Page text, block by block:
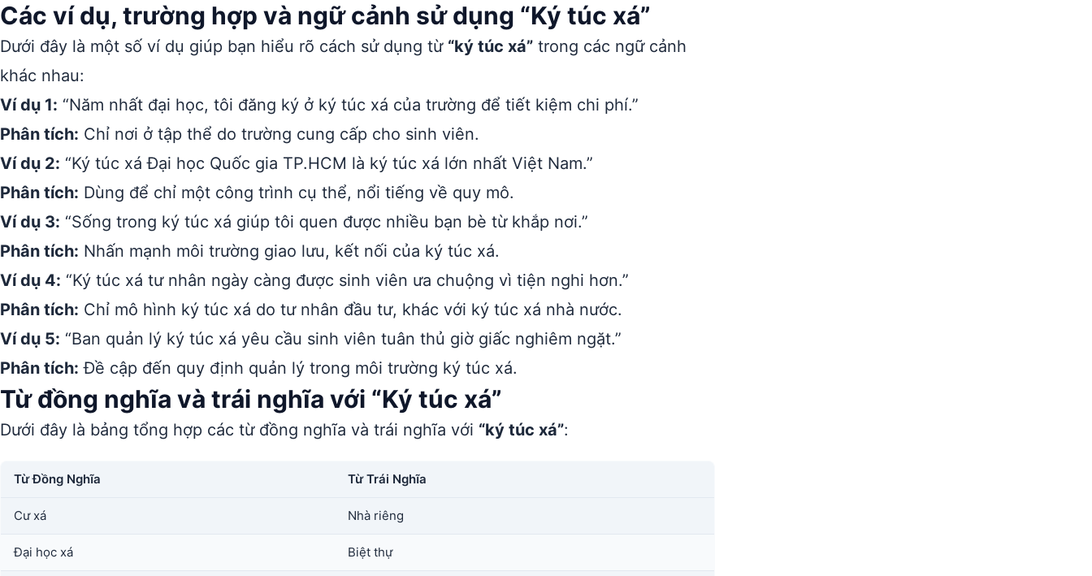
Các ví dụ, trường hợp và ngữ cảnh sử dụng “Ký túc xá”
Dưới đây là một số ví dụ giúp bạn hiểu rõ cách sử dụng từ “ký túc xá” trong các ngữ cảnh
khác nhau:
Ví dụ 1: “Năm nhất đại học, tôi đăng ký ở ký túc xá của trường để tiết kiệm chi phí.”
Phân tích: Chỉ nơi ở tập thể do trường cung cấp cho sinh viên.
Ví dụ 2: “Ký túc xá Đại học Quốc gia TP.HCM là ký túc xá lớn nhất Việt Nam.”
Phân tích: Dùng để chỉ một công trình cụ thể, nổi tiếng về quy mô.
Ví dụ 3: “Sống trong ký túc xá giúp tôi quen được nhiều bạn bè từ khắp nơi.”
Phân tích: Nhấn mạnh môi trường giao lưu, kết nối của ký túc xá.
Ví dụ 4: “Ký túc xá tư nhân ngày càng được sinh viên ưa chuộng vì tiện nghi hơn.”
Phân tích: Chỉ mô hình ký túc xá do tư nhân đầu tư, khác với ký túc xá nhà nước.
Ví dụ 5: “Ban quản lý ký túc xá yêu cầu sinh viên tuân thủ giờ giấc nghiêm ngặt.”
Phân tích: Đề cập đến quy định quản lý trong môi trường ký túc xá.
Từ đồng nghĩa và trái nghĩa với “Ký túc xá”
Dưới đây là bảng tổng hợp các từ đồng nghĩa và trái nghĩa với “ký túc xá”:
Từ Đồng Nghĩa Từ Trái Nghĩa
Cư xá Nhà riêng
Đại học xá Biệt thự